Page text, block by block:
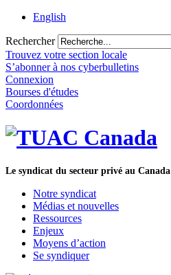
English
Rechercher
Trouvez votre section locale
S’abonner à nos cyberbulletins
Connexion
Bourses d'études
Coordonnées
Le syndicat du secteur privé au Canada
Notre syndicat
Médias et nouvelles
Ressources
Enjeux
Moyens d’action
Se syndiquer